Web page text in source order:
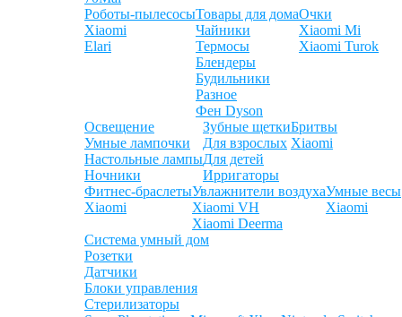
Роботы-пылесосы
Xiaomi
Elari
Товары для дома
Чайники
Термосы
Блендеры
Будильники
Разное
Фен Dyson
Очки
Xiaomi Mi
Xiaomi Turok
Освещение
Умные лампочки
Настольные лампы
Ночники
Зубные щетки
Для взрослых
Для детей
Ирригаторы
Бритвы
Xiaomi
Фитнес-браслеты
Xiaomi
Увлажнители воздуха
Xiaomi VH
Xiaomi Deerma
Умные весы
Xiaomi
Система умный дом
Розетки
Датчики
Блоки управления
Стерилизаторы